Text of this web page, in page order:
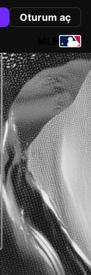
Oturum aç